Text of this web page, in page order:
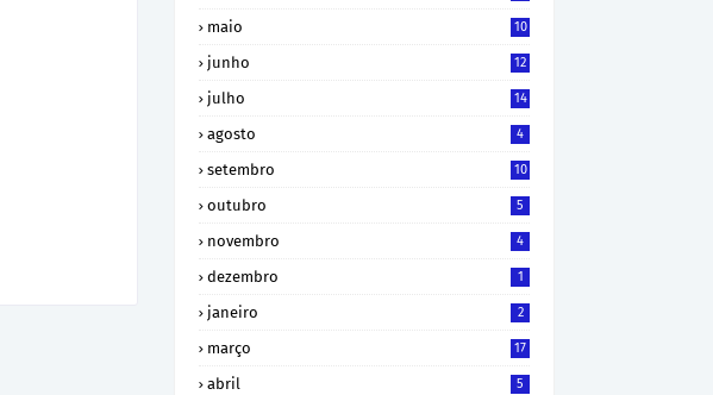
maio 10
junho 12
julho 14
agosto 4
setembro 10
outubro 5
novembro 4
dezembro 1
janeiro 2
março 17
abril 5